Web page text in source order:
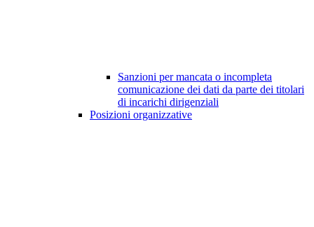
Sanzioni per mancata o incompleta
comunicazione dei dati da parte dei titolari
di incarichi dirigenziali
Posizioni organizzative